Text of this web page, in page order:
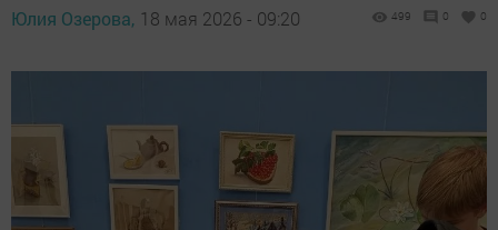
Юлия Озерова, 18 мая 2026 - 09:20 499 0 0